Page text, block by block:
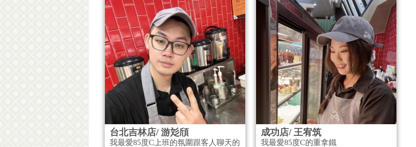
台北吉林店/ 游彣頎
我最愛85度C上班的氛圍跟客人聊天的
成功店/ 王宥筑
我最愛85度C的重拿鐵